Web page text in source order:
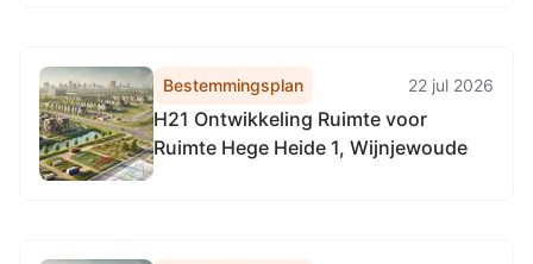
Bestemmingsplan 22 jul 2026
H21 Ontwikkeling Ruimte voor
Ruimte Hege Heide 1, Wijnjewoude